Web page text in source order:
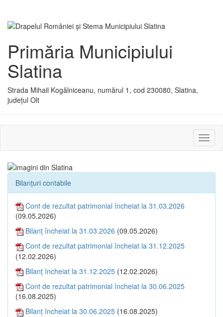
Primăria Municipiului
Slatina
Strada Mihail Kogălniceanu, numărul 1, cod 230080, Slatina,
județul Olt
sau
Bilanțuri contabile
Cont de rezultat patrimonial încheiat la 31.03.2026
(09.05.2026)
Bilanţ încheiat la 31.03.2026 (09.05.2026)
Cont de rezultat patrimonial încheiat la 31.12.2025
(12.02.2026)
Bilanţ încheiat la 31.12.2025 (12.02.2026)
Cont de rezultat patrimonial încheiat la 30.06.2025
(16.08.2025)
Bilanţ încheiat la 30.06.2025 (16.08.2025)